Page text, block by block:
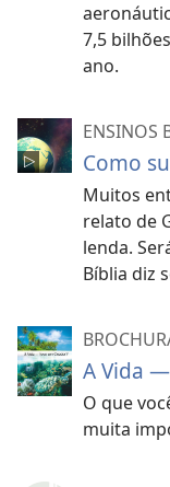
7,5
ano.
ENSINOS
Como
Muitos
relato de
lenda.
Bíblia diz
A Vida
O que
muita